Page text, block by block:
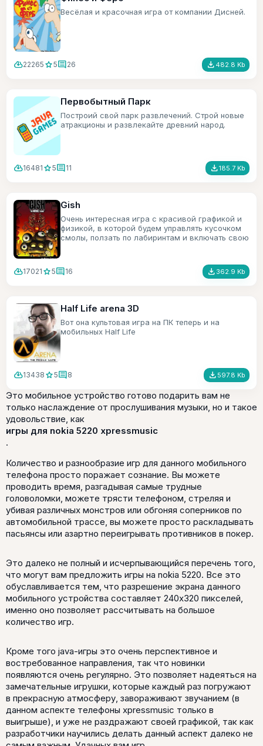
Весёлая и красочная игра от компании Дисней.
cloud_download22265 star5comment26 file_download 482.8 Kb
Первобытный Парк
Построий свой парк развлечений. Строй новые
атракционы и развлекайте древний народ.
cloud_download16481 star5comment11 file_download185.7 Kb
Gish
Очень интересная игра с красивой графикой и
физикой, в которой будем управлять кусочком
смолы, ползать по лабиринтам и включать свою
cloud_download17021 star5comment16 file_download 362.9 Kb
Half Life arena 3D
Вот она культовая игра на ПК теперь и на
мобильных Half Life
cloud_download13438 star5comment8 file_download 597.8 Kb
Это мобильное устройство готово подарить вам не
только наслаждение от прослушивания музыки, но и такое
удовольствие, как
игры для nokia 5220 xpressmusic
.
Количество и разнообразие игр для данного мобильного
телефона просто поражает сознание. Вы можете
проводить время, разгадывая самые трудные
головоломки, можете трясти телефоном, стреляя и
убивая различных монстров или обгоняя соперников по
автомобильной трассе, вы можете просто раскладывать
пасьянсы или азартно переигрывать противников в покер.
Это далеко не полный и исчерпывающийся перечень того,
что могут вам предложить игры на nokia 5220. Все это
обуславливается тем, что разрешение экрана данного
мобильного устройства составляет 240х320 пикселей,
именно оно позволяет рассчитывать на большое
количество игр.
Кроме того java-игры это очень перспективное и
востребованное направления, так что новинки
появляются очень регулярно. Это позволяет надеяться на
замечательные игрушки, которые каждый раз погружают
в прекрасную атмосферу, завораживают звучанием (в
данном аспекте телефоны xpressmusic только в
выигрыше), и уже не раздражают своей графикой, так как
разработчики научились делать данный аспект далеко не